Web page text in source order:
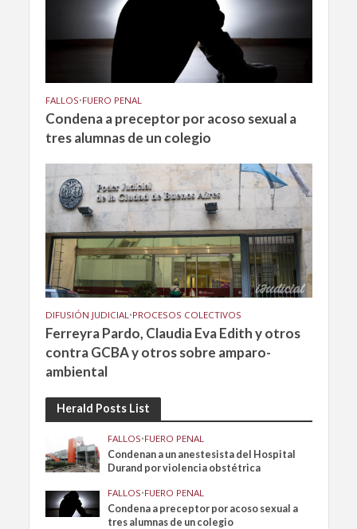
FALLOS•FUERO PENAL
Condena a preceptor por acoso sexual a
tres alumnas de un colegio
DIFUSIÓN JUDICIAL •PROCESOS COLECTIVOS
Ferreyra Pardo, Claudia Eva Edith y otros
contra GCBA y otros sobre amparo-
ambiental
Herald Posts List
FALLOS•FUERO PENAL
Condenan a un anestesista del Hospital
Durand por violencia obstétrica
FALLOS•FUERO PENAL
Condena a preceptor por acoso sexual a
tres alumnas de un colegio